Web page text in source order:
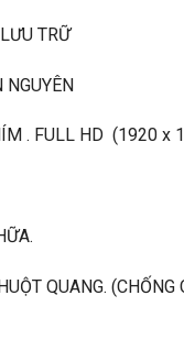
TRỮ
. FULL HD (1920 x
QUANG. (CHỐNG